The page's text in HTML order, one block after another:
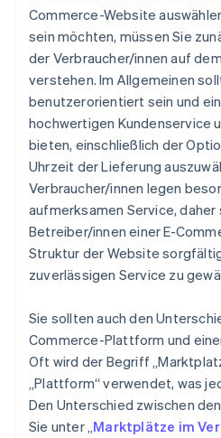
Commerce-Website
sein möchten, müssen Sie
der Verbraucher/innen auf
verstehen. Im Allgemeinen
benutzerorientiert sein und
hochwertigen Kundenservice
bieten, einschließlich der
Uhrzeit der Lieferung
Verbraucher/innen legen
aufmerksamen Service, daher
Betreiber/innen einer E-
Struktur der Website
zuverlässigen Service zu
Sie sollten auch den
Commerce-Plattform und
Oft wird der Begriff
„Plattform“ verwendet, was
Den Unterschied zwischen
Sie unter „Marktplätze im